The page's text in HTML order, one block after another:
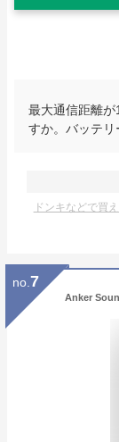
最大通信距離
すか。バッテリ
ドンキなどで買
no. 7